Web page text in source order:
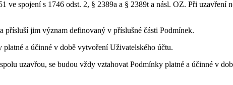
spojení s 1746 odst. 2, § 2389a a § 2389t a násl. OZ. Při uzavření
přísluší jim význam definovaný v příslušné části Podmínek.
a účinné v době vytvoření Uživatelského účtu.
uzavřou, se budou vždy vztahovat Podmínky platné a účinné v